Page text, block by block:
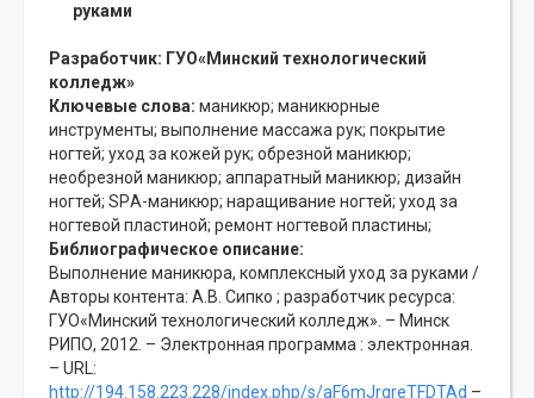
руками
Разработчик: ГУО«Минский технологический
колледж»
Ключевые слова: маникюр; маникюрные
инструменты; выполнение массажа рук; покрытие
ногтей; уход за кожей рук; обрезной маникюр;
необрезной маникюр; аппаратный маникюр; дизайн
ногтей; SPА-маникюр; наращивание ногтей; уход за
ногтевой пластиной; ремонт ногтевой пластины;
Библиографическое описание:
Выполнение маникюра, комплексный уход за руками /
Авторы контента: А.В. Сипко ; разработчик ресурса:
ГУО«Минский технологический колледж». – Минск
РИПО, 2012. – Электронная программа : электронная.
– URL:
http://194.158.223.228/index.php/s/aF6mJrqreTFDTAd –